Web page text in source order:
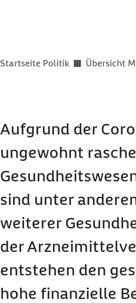
Sie befinden sich hier:
Startseite Politik Übersicht
Aufgrund der
ungewohnt
sind unter
weiterer
der
entstehen den
hohe finanzielle